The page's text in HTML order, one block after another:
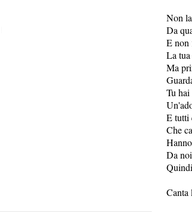
Non
Da
E non
La
Ma
Tu hai
E tutti
Che
Da
Canta